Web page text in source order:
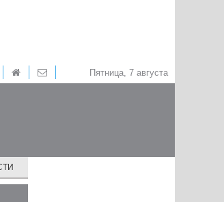
Пятница, 7 августа